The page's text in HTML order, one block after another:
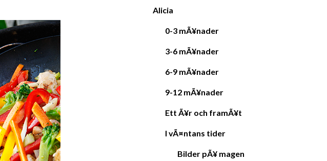
Alicia
0-3 mÃ¥nader
3-6 mÃ¥nader
6-9 mÃ¥nader
9-12 mÃ¥nader
Ett Ã¥r och framÃ¥t
I vÃ¤ntans tider
Bilder pÃ¥ magen